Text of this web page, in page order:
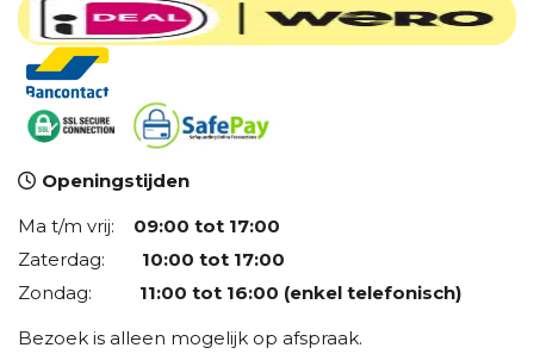
Openingstijden
Ma t/m vrij: 09:00 tot 17:00
Zaterdag: 10:00 tot 17:00
Zondag: 11:00 tot 16:00 (enkel telefonisch)
Bezoek is alleen mogelijk op afspraak.